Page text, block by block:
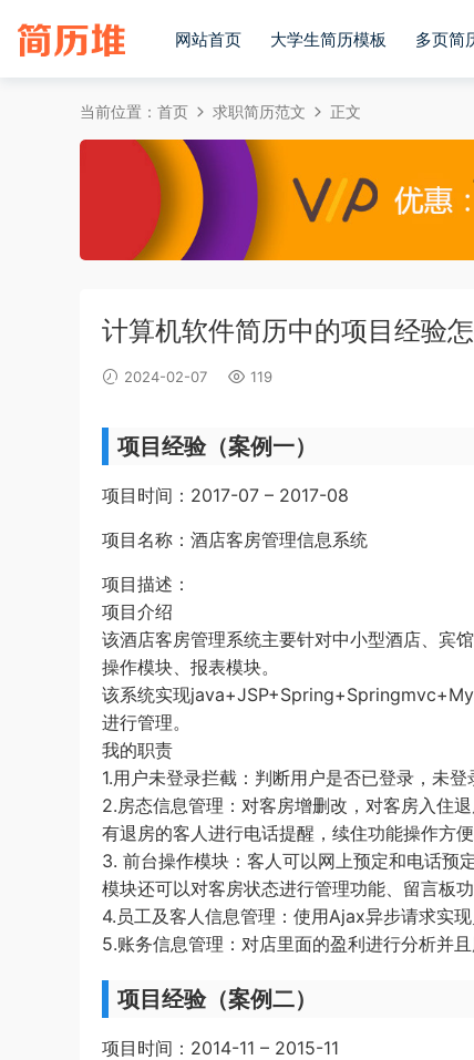
网站首页 大学生简历模板 多页简
当前位置： 首页 求职简历范文 正文
计算机软件简历中的项目经验
2024-02-07 119
项目经验（案例一）
项目时间：2017-07 – 2017-08
项目名称：酒店客房管理信息系统
项目描述：
项目介绍
该酒店客房管理系统主要针对中小型酒店、宾
操作模块、报表模块。
该系统实现
进行管理。
我的职责
1.用户未登录拦截：判断用户是否已登录，未
2.房态信息管理：对客房增删改，对客房入住
有退房的客人进行电话提醒，续住功能操作方
3. 前台操作模块：客人可以网上预定和电话预
模块还可以对客房状态进行管理功能、留言板
4.员工及客人信息管理：使用Ajax异步请求实
5.账务信息管理：对店里面的盈利进行分析并
项目经验（案例二）
项目时间：2014-11 – 2015-11